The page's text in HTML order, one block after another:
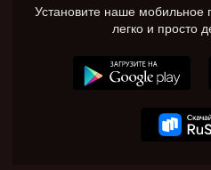
Установите наше
легко и просто